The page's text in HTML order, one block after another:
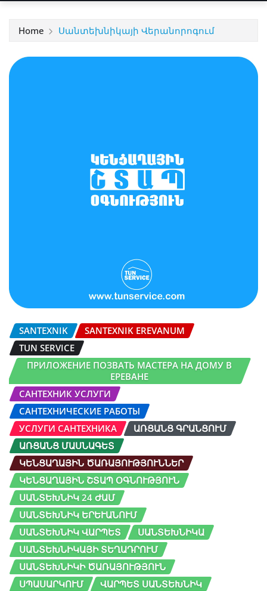
Home Սանտեխնիկայի Վերանորոգում
SANTEXNIK
SANTEXNIK EREVANUM
TUN SERVICE
ПРИЛОЖЕНИЕ ПОЗВАТЬ МАСТЕРА НА ДОМУ В
ЕРЕВАНЕ
САНТЕХНИК УСЛУГИ
САНТЕХНИЧЕСКИЕ РАБОТЫ
УСЛУГИ САНТЕХНИКА
ԱՌՑԱՆՑ ԳՐԱՆՑՈՒՄ
ԱՌՑԱՆՑ ՄԱՍՆԱԳԵՏ
ԿԵՆՑԱՂԱՅԻՆ ԾԱՌԱՅՈՒԹՅՈՒՆՆԵՐ
ԿԵՆՑԱՂԱՅԻՆ ՇՏԱՊ ՕԳՆՈՒԹՅՈՒՆ
ՍԱՆՏԵԽՆԻԿ 24 ԺԱՄ
ՍԱՆՏԵԽՆԻԿ ԵՐԵՒԱՆՈՒՄ
ՍԱՆՏԵԽՆԻԿ ՎԱՐՊԵՏ
ՍԱՆՏԵԽՆԻԿԱ
ՍԱՆՏԵԽՆԻԿԱՅԻ ՏԵՂԱԴՐՈՒՄ
ՍԱՆՏԵԽՆԻԿԻ ԾԱՌԱՅՈՒԹՅՈՒՆ
ՍՊԱՍԱՐԿՈՒՄ
ՎԱՐՊԵՏ ՍԱՆՏԵԽՆԻԿ